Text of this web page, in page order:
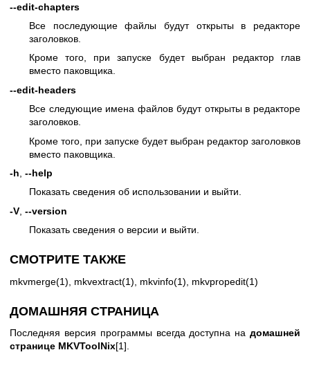
--edit-chapters
Все последующие файлы будут открыты в редакторе
заголовков.
Кроме того, при запуске будет выбран редактор глав
вместо паковщика.
--edit-headers
Все следующие имена файлов будут открыты в редакторе
заголовков.
Кроме того, при запуске будет выбран редактор заголовков
вместо паковщика.
-h --help
Показать сведения об использовании и выйти.
-V --version
Показать сведения о версии и выйти.
СМОТРИТЕ ТАКЖЕ
mkvmerge(1) mkvextract(1) mkvinfo(1) mkvpropedit(1)
ДОМАШНЯЯ СТРАНИЦА
Последняя версия программы всегда доступна на домашней
странице MKVToolNix[1].